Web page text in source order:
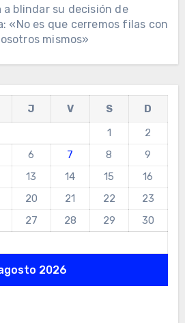
a blindar su decisión de
«No es que cerremos filas con
mismos»
2026
J V S
D
1
2
6 7 8
9
13 14 15
16
20 21 22
23
27 28 29
30